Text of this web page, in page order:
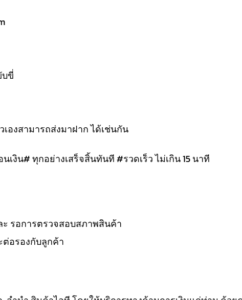
ขี่
องสามารถส่งมาฝาก ได้เช่นกัน
งิน# ทุกอย่างเสร็จสิ้นทันที #รวดเร็ว ไม่เกิน 15 นาที
รอการตรวจสอบสภาพสินค้า
อรองกับลูกค้า